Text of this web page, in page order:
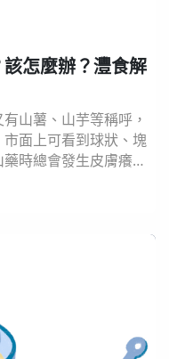
怎麼辦？灃食解
山薯、山芋等稱呼，
面上可看到球狀、塊
時總會發生皮膚癢，
什麼呢？ 植物鹼、
含有許多植物鹼和
藥時會感到皮膚不適
物鹼、皂素大多...